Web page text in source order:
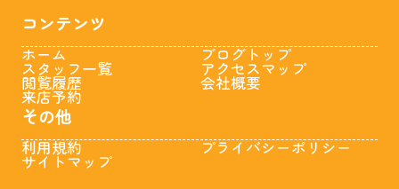
コンテンツ
ホーム
スタッフ一覧
閲覧履歴
来店予約
ブログトップ
アクセスマップ
会社概要
その他
利用規約
サイトマップ
プライバシーポリシー